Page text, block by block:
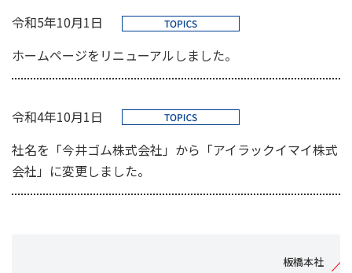
令和5年10月1日
ホームページをリニューアルしました。
令和4年10月1日
社名を「今井ゴム株式会社」から「アイラックイマイ株式
会社」に変更しました。
板橋本社